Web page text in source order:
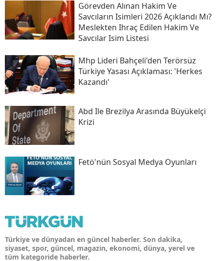
Görevden Alınan Hakim Ve
Savcıların Isimleri 2026 Açıklandı Mı?
Meslekten Ihraç Edilen Hakim Ve
Savcılar Isim Listesi
Mhp Lideri Bahçeli'den Terörsüz
Türkiye Yasası Açıklaması: 'herkes
Kazandı'
Abd Ile Brezilya Arasında Büyükelçi
Krizi
Fetö'nün Sosyal Medya Oyunları
Türkiye ve dünyadan en güncel haberler. Son dakika,
siyaset, spor, güncel, magazin, ekonomi, dünya, yerel ve
tüm kategoride haberler.